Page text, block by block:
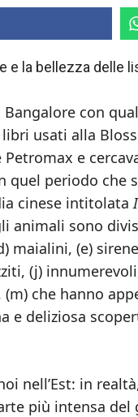
e la bellezza delle
con
usati alla
e
quel periodo che
cinese intitolata
animali sono
maialini, (e)
(j)
che hanno
e deliziosa
nell’Est: in
più intensa del